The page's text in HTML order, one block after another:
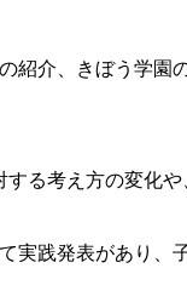
紹介、きぼう学園
る考え方の変化
実践発表があり、